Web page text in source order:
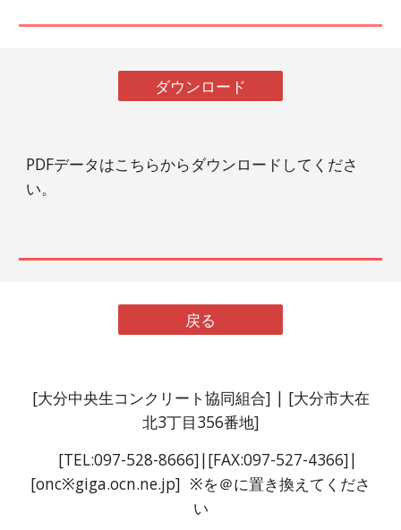
ダウンロード
PDFデータはこちらからダウンロードしてくださ
い。
戻る
[大分中央生コンクリート協同組合] | [大分市大在
北3丁目356番地]
[TEL:097-528-8666]|[FAX:097-527-4366]|
[onc※giga.ocn.ne.jp] ※を＠に置き換えてくださ
い